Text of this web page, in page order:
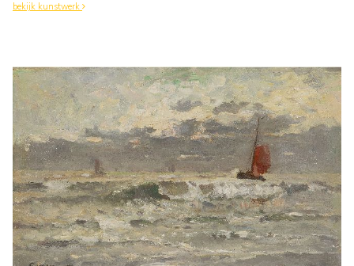
bekijk kunstwerk